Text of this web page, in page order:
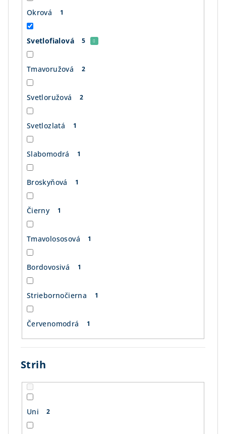
Okrová 1
Svetlofialová 5
Tmavoružová 2
Svetloružová 2
Svetlozlatá 1
Slabomodrá 1
Broskyňová 1
Čierny 1
Tmavolososová 1
Bordovosivá 1
Striebornočierna 1
Červenomodrá 1
Strih
Uni 2